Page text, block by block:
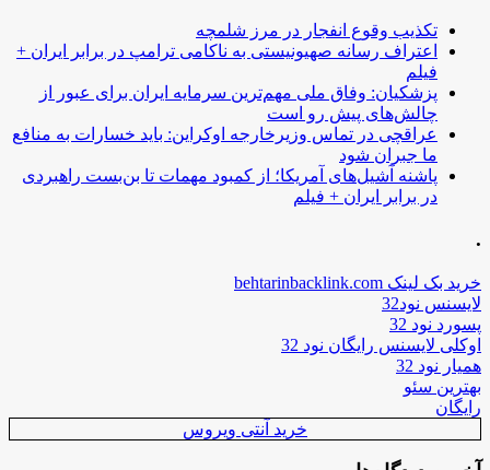
تکذیب وقوع انفجار در مرز شلمچه
اعتراف رسانه صهیونیستی به ناکامی ترامپ در برابر ایران +
فیلم
پزشکیان: وفاق ملی مهم‌ترین سرمایه ایران برای عبور از
چالش‌های پیش رو است
عراقچی در تماس وزیرخارجه اوکراین: باید خسارات به منافع
ما جبران شود
پاشنه آشیل‌های آمریکا؛ از کمبود مهمات تا بن‌بست راهبردی
در برابر ایران + فیلم
.
خرید بک لینک behtarinbacklink.com
لایسنس نود32
پسورد نود 32
اوکلی لایسنس رایگان نود 32
همیار نود 32
بهترین سئو
رایگان
خرید آنتی ویروس